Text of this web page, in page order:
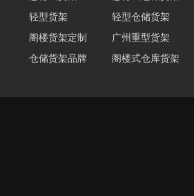
轻型货架 轻型仓储货架
阁楼货架定制
广州重型货架
仓储货架品牌
阁楼式仓库货架
工字钢阁楼货架
窄巷式托盘货架